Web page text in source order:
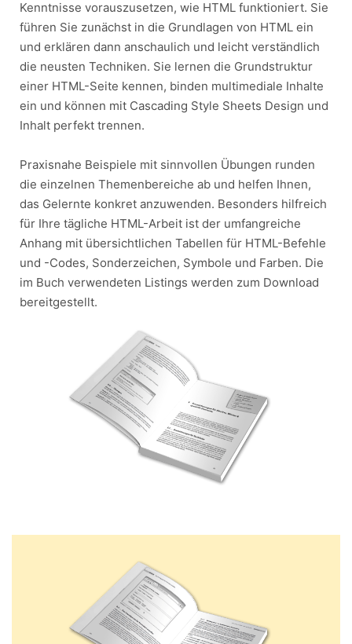
Kenntnisse vorauszusetzen, wie HTML funktioniert. Sie
führen Sie zunächst in die Grundlagen von HTML ein
und erklären dann anschaulich und leicht verständlich
die neusten Techniken. Sie lernen die Grundstruktur
einer HTML-Seite kennen, binden multimediale Inhalte
ein und können mit Cascading Style Sheets Design und
Inhalt perfekt trennen.
Praxisnahe Beispiele mit sinnvollen Übungen runden
die einzelnen Themenbereiche ab und helfen Ihnen,
das Gelernte konkret anzuwenden. Besonders hilfreich
für Ihre tägliche HTML-Arbeit ist der umfangreiche
Anhang mit übersichtlichen Tabellen für HTML-Befehle
und -Codes, Sonderzeichen, Symbole und Farben. Die
im Buch verwendeten Listings werden zum Download
bereitgestellt.